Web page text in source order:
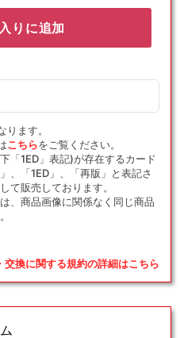
りに追加
ます。
こちらをご覧ください。
「1ED」表記)が存在するカード
、「1ED」、「再版」と表記さ
て販売しております。
、商品画像に関係なく同じ商品
交換に関する規約の詳細はこちら